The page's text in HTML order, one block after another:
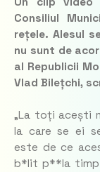
Consiliul
rețele. Alesul
nu sunt de
al Republicii
Vlad Bilețchi,
„La toți acești
la care se ei
este de ce
b*lit p**la timp